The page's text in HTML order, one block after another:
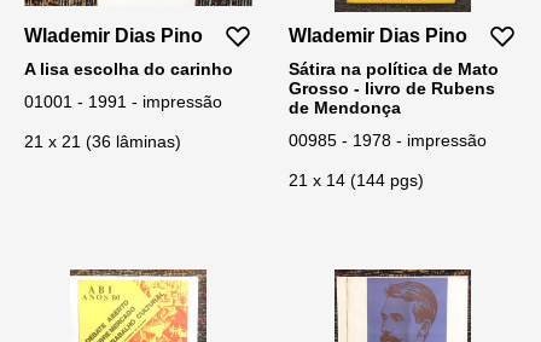
Wlademir Dias Pino
A lisa escolha do carinho
01001 - 1991 - impressão
21 x 21 (36 lâminas)
Wlademir Dias Pino
Sátira na política de Mato
Grosso - livro de Rubens
de Mendonça
00985 - 1978 - impressão
21 x 14 (144 pgs)